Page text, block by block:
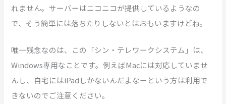
れません。サーバーはニコニコが提供しているようなの
で、そう簡単には落ちたりしないとはおもいますけどね。
唯一残念なのは、この「シン・テレワークシステム」は、
Windows専用なことです。例えばMacには対応していませ
んし、自宅にはiPadしかないんだよなーという方は利用で
きないのでご注意ください。